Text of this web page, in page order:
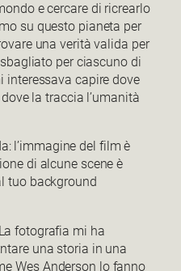
e cercare di ricrearlo
su questo pianeta per
una verità valida per
per ciascuno di
interessava capire dove
la traccia l’umanità
l’immagine del film è
di alcune scene è
tuo background
fotografia mi ha
una storia in una
Wes Anderson lo fanno